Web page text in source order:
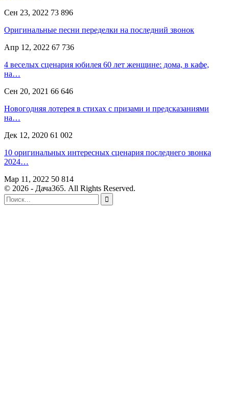
Сен 23, 2022 73 896
Оригинальные песни переделки на последний звонок
Апр 12, 2022 67 736
4 веселых сценария юбилея 60 лет женщине: дома, в кафе,
на…
Сен 20, 2021 66 646
Новогодняя лотерея в стихах с призами и предсказаниями
на…
Дек 12, 2020 61 002
10 оригинальных интересных сценария последнего звонка
2024…
Мар 11, 2022 50 814
© 2026 - Дача365. All Rights Reserved.